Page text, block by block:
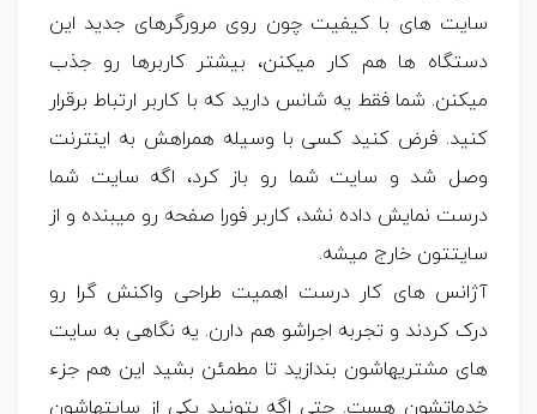
سایت های با کیفیت چون روی مرورگرهای جدید این
دستگاه ها هم کار میکنن، بیشتر کاربرها رو جذب
میکنن. شما فقط یه شانس دارید که با کاربر ارتباط برقرار
کنید. فرض کنید کسی با وسیله همراهش به اینترنت
وصل شد و سایت شما رو باز کرد، اگه سایت شما
درست نمایش داده نشد، کاربر فورا صفحه رو میبنده و از
سایتتون خارج میشه.
آژانس های کار درست اهمیت طراحی واکنش گرا رو
درک کردند و تجربه اجراشو هم دارن. یه نگاهی به سایت
های مشتریهاشون بندازید تا مطمئن بشید این هم جزء
خدماتشون هست. حتی اگه بتونید یکی از سایتهاشون